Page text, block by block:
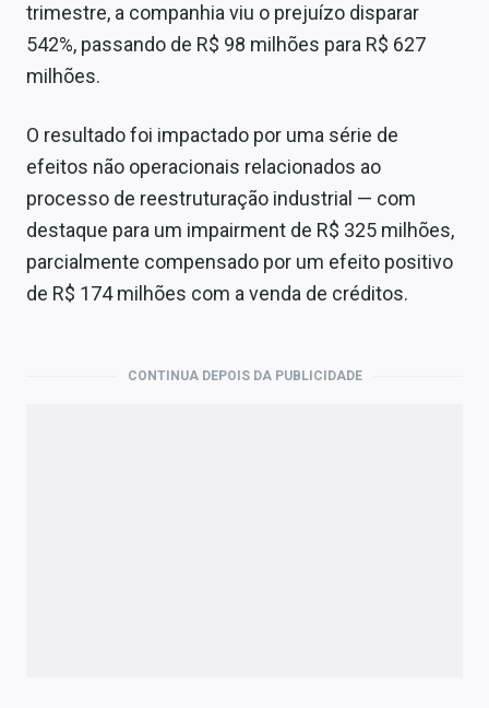
trimestre, a companhia viu o prejuízo disparar
542%, passando de R$ 98 milhões para R$ 627
milhões.
O resultado foi impactado por uma série de
efeitos não operacionais relacionados ao
processo de reestruturação industrial — com
destaque para um impairment de R$ 325 milhões,
parcialmente compensado por um efeito positivo
de R$ 174 milhões com a venda de créditos.
CONTINUA DEPOIS DA PUBLICIDADE